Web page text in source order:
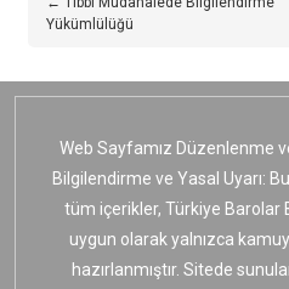
Yükümlülüğü
Web Sayfamız Düzenlenme
Bilgilendirme ve Yasal Uyarı:
tüm içerikler, Türkiye Barolar
uygun olarak yalnızca
hazırlanmıştır. Sitede